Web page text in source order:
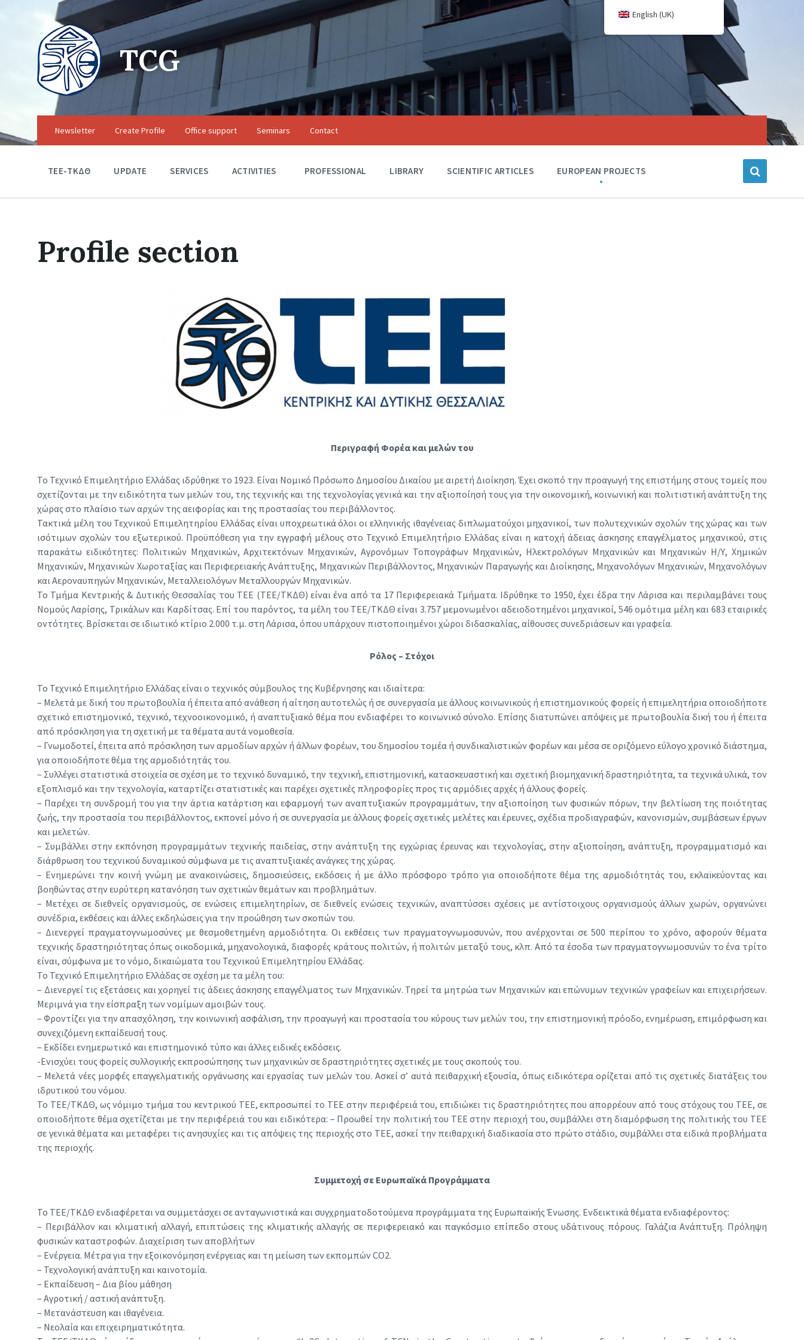
TCG
Newsletter Create Profile Office support Seminars Contact
TEE-ΤΚΔΘ UPDATE SERVICES ACTIVITIES PROFESSIONAL LIBRARY SCIENTIFIC ARTICLES EUROPEAN PROJECTS
Profile section
Περιγραφή Φορέα και μελών του
Το Τεχνικό Επιμελητήριο Ελλάδας ιδρύθηκε το 1923. Είναι Νομικό Πρόσωπο Δημοσίου Δικαίου με αιρετή Διοίκηση. Έχει σκοπό την προαγωγή της επιστήμης στους τομείς που
σχετίζονται με την ειδικότητα των μελών του, της τεχνικής και της τεχνολογίας γενικά και την αξιοποίησή τους για την οικονομική, κοινωνική και πολιτιστική ανάπτυξη της
χώρας στο πλαίσιο των αρχών της αειφορίας και της προστασίας του περιβάλλοντος.
Τακτικά μέλη του Τεχνικού Επιμελητηρίου Ελλάδας είναι υποχρεωτικά όλοι οι ελληνικής ιθαγένειας διπλωματούχοι μηχανικοί, των πολυτεχνικών σχολών της χώρας και των
ισότιμων σχολών του εξωτερικού. Προϋπόθεση για την εγγραφή μέλους στο Τεχνικό Επιμελητήριο Ελλάδας είναι η κατοχή άδειας άσκησης επαγγέλματος μηχανικού, στις
παρακάτω ειδικότητες: Πολιτικών Μηχανικών, Αρχιτεκτόνων Μηχανικών, Αγρονόμων Τοπογράφων Μηχανικών, Ηλεκτρολόγων Μηχανικών και Μηχανικών Η/Υ, Χημικών
Μηχανικών, Μηχανικών Χωροταξίας και Περιφερειακής Ανάπτυξης, Μηχανικών Περιβάλλοντος, Μηχανικών Παραγωγής και Διοίκησης, Μηχανολόγων Μηχανικών, Μηχανολόγων
και Αεροναυπηγών Μηχανικών, Μεταλλειολόγων Μεταλλουργών Μηχανικών.
Το Τμήμα Κεντρικής & Δυτικής Θεσσαλίας του ΤΕΕ (ΤΕΕ/ΤΚΔΘ) είναι ένα από τα 17 Περιφερειακά Τμήματα. Ιδρύθηκε το 1950, έχει έδρα την Λάρισα και περιλαμβάνει τους
Νομούς Λαρίσης, Τρικάλων και Καρδίτσας. Επί του παρόντος, τα μέλη του ΤΕΕ/ΤΚΔΘ είναι 3.757 μεμονωμένοι αδειοδοτημένοι μηχανικοί, 546 ομότιμα μέλη και 683 εταιρικές
οντότητες. Βρίσκεται σε ιδιωτικό κτίριο 2.000 τ.μ. στη Λάρισα, όπου υπάρχουν πιστοποιημένοι χώροι διδασκαλίας, αίθουσες συνεδριάσεων και γραφεία.
Ρόλος – Στόχοι
Το Τεχνικό Επιμελητήριο Ελλάδας είναι ο τεχνικός σύμβουλος της Κυβέρνησης και ιδιαίτερα:
– Μελετά με δική του πρωτοβουλία ή έπειτα από ανάθεση ή αίτηση αυτοτελώς ή σε συνεργασία με άλλους κοινωνικούς ή επιστημονικούς φορείς ή επιμελητήρια οποιοδήποτε
σχετικό επιστημονικό, τεχνικό, τεχνοοικονομικό, ή αναπτυξιακό θέμα που ενδιαφέρει το κοινωνικό σύνολο. Επίσης διατυπώνει απόψεις με πρωτοβουλία δική του ή έπειτα
από πρόσκληση για τη σχετική με τα θέματα αυτά νομοθεσία.
– Γνωμοδοτεί, έπειτα από πρόσκληση των αρμοδίων αρχών ή άλλων φορέων, του δημοσίου τομέα ή συνδικαλιστικών φορέων και μέσα σε οριζόμενο εύλογο χρονικό διάστημα,
για οποιοδήποτε θέμα της αρμοδιότητάς του.
– Συλλέγει στατιστικά στοιχεία σε σχέση με το τεχνικό δυναμικό, την τεχνική, επιστημονική, κατασκευαστική και σχετική βιομηχανική δραστηριότητα, τα τεχνικά υλικά, τον
εξοπλισμό και την τεχνολογία, καταρτίζει στατιστικές και παρέχει σχετικές πληροφορίες προς τις αρμόδιες αρχές ή άλλους φορείς.
– Παρέχει τη συνδρομή του για την άρτια κατάρτιση και εφαρμογή των αναπτυξιακών προγραμμάτων, την αξιοποίηση των φυσικών πόρων, την βελτίωση της ποιότητας
ζωής, την προστασία του περιβάλλοντος, εκπονεί μόνο ή σε συνεργασία με άλλους φορείς σχετικές μελέτες και έρευνες, σχέδια προδιαγραφών, κανονισμών, συμβάσεων έργων
και μελετών.
– Συμβάλλει στην εκπόνηση προγραμμάτων τεχνικής παιδείας, στην ανάπτυξη της εγχώριας έρευνας και τεχνολογίας, στην αξιοποίηση, ανάπτυξη, προγραμματισμό και
διάρθρωση του τεχνικού δυναμικού σύμφωνα με τις αναπτυξιακές ανάγκες της χώρας.
– Ενημερώνει την κοινή γνώμη με ανακοινώσεις, δημοσιεύσεις, εκδόσεις ή με άλλο πρόσφορο τρόπο για οποιοδήποτε θέμα της αρμοδιότητάς του, εκλαϊκεύοντας και
βοηθώντας στην ευρύτερη κατανόηση των σχετικών θεμάτων και προβλημάτων.
– Μετέχει σε διεθνείς οργανισμούς, σε ενώσεις επιμελητηρίων, σε διεθνείς ενώσεις τεχνικών, αναπτύσσει σχέσεις με αντίστοιχους οργανισμούς άλλων χωρών, οργανώνει
συνέδρια, εκθέσεις και άλλες εκδηλώσεις για την προώθηση των σκοπών του.
– Διενεργεί πραγματογνωμοσύνες με θεσμοθετημένη αρμοδιότητα. Οι εκθέσεις των πραγματογνωμοσυνών, που ανέρχονται σε 500 περίπου το χρόνο, αφορούν θέματα
τεχνικής δραστηριότητας όπως οικοδομικά, μηχανολογικά, διαφορές κράτους πολιτών, ή πολιτών μεταξύ τους, κλπ. Από τα έσοδα των πραγματογνωμοσυνών το ένα τρίτο
είναι, σύμφωνα με το νόμο, δικαιώματα του Τεχνικού Επιμελητηρίου Ελλάδας.
Το Τεχνικό Επιμελητήριο Ελλάδας σε σχέση με τα μέλη του:
– Διενεργεί τις εξετάσεις και χορηγεί τις άδειες άσκησης επαγγέλματος των Μηχανικών. Τηρεί τα μητρώα των Μηχανικών και επώνυμων τεχνικών γραφείων και επιχειρήσεων.
Μεριμνά για την είσπραξη των νομίμων αμοιβών τους.
– Φροντίζει για την απασχόληση, την κοινωνική ασφάλιση, την προαγωγή και προστασία του κύρους των μελών του, την επιστημονική πρόοδο, ενημέρωση, επιμόρφωση και
συνεχιζόμενη εκπαίδευσή τους.
– Εκδίδει ενημερωτικό και επιστημονικό τύπο και άλλες ειδικές εκδόσεις.
-Ενισχύει τους φορείς συλλογικής εκπροσώπησης των μηχανικών σε δραστηριότητες σχετικές με τους σκοπούς του.
– Μελετά νέες μορφές επαγγελματικής οργάνωσης και εργασίας των μελών του. Ασκεί σ’ αυτά πειθαρχική εξουσία, όπως ειδικότερα ορίζεται από τις σχετικές διατάξεις του
ιδρυτικού του νόμου.
Το ΤΕΕ/ΤΚΔΘ, ως νόμιμο τμήμα του κεντρικού ΤΕΕ, εκπροσωπεί το ΤΕΕ στην περιφέρειά του, επιδιώκει τις δραστηριότητες που απορρέουν από τους στόχους του ΤΕΕ, σε
οποιοδήποτε θέμα σχετίζεται με την περιφέρειά του και ειδικότερα: – Προωθεί την πολιτική του ΤΕΕ στην περιοχή του, συμβάλλει στη διαμόρφωση της πολιτικής του ΤΕΕ
σε γενικά θέματα και μεταφέρει τις ανησυχίες και τις απόψεις της περιοχής στο ΤΕΕ, ασκεί την πειθαρχική διαδικασία στο πρώτο στάδιο, συμβάλλει στα ειδικά προβλήματα
της περιοχής.
Συμμετοχή σε Ευρωπαϊκά Προγράμματα
Το ΤΕΕ/ΤΚΔΘ ενδιαφέρεται να συμμετάσχει σε ανταγωνιστικά και συγχρηματοδοτούμενα προγράμματα της Ευρωπαϊκής Ένωσης. Ενδεικτικά θέματα ενδιαφέροντος:
– Περιβάλλον και κλιματική αλλαγή, επιπτώσεις της κλιματικής αλλαγής σε περιφερειακό και παγκόσμιο επίπεδο στους υδάτινους πόρους. Γαλάζια Ανάπτυξη. Πρόληψη
φυσικών καταστροφών. Διαχείριση των αποβλήτων
– Ενέργεια. Μέτρα για την εξοικονόμηση ενέργειας και τη μείωση των εκπομπών CO2.
– Τεχνολογική ανάπτυξη και καινοτομία.
– Εκπαίδευση – Δια βίου μάθηση
– Αγροτική / αστική ανάπτυξη.
– Μετανάστευση και ιθαγένεια.
– Νεολαία και επιχειρηματικότητα.
English (UK)